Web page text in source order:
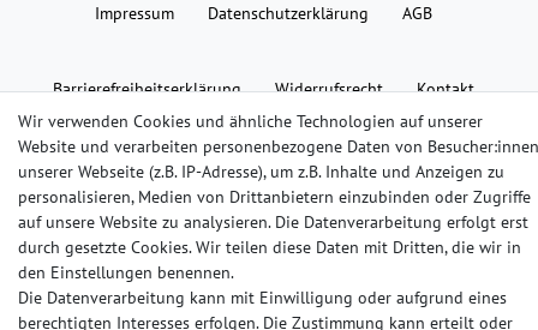
Impressum Daten­schutz­erklärung AGB
Barrierefreiheitserklärung Widerrufs­recht
Kontakt
Wir verwenden Cookies und ähnliche Technologien auf unserer
Website und verarbeiten personenbezogene Daten von Besucher:innen
unserer Webseite (z.B. IP-Adresse), um z.B. Inhalte und Anzeigen zu
personalisieren, Medien von Drittanbietern einzubinden oder Zugriffe
auf unsere Website zu analysieren. Die Datenverarbeitung erfolgt erst
durch gesetzte Cookies. Wir teilen diese Daten mit Dritten, die wir in
den Einstellungen benennen.
Die Datenverarbeitung kann mit Einwilligung oder aufgrund eines
berechtigten Interesses erfolgen. Die Zustimmung kann erteilt oder
© Copyright 2024-2025 | Alle Rechte vorbehalten.
Widerrufs­recht Widerrufs­formular Impressum
Daten­schutz­erklärung AGB Kontakt